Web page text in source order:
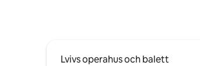
Lvivs operahus och balett